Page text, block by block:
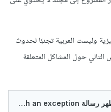
وليست العربية تجنبًا لحدوث
حول المشاكل المتعلقة